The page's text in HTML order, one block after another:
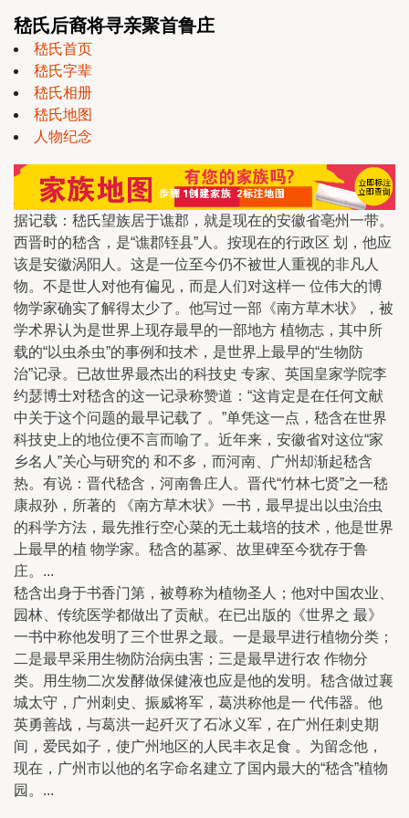
嵇氏后裔将寻亲聚首鲁庄
嵇氏首页
嵇氏字辈
嵇氏相册
嵇氏地图
人物纪念
据记载：嵇氏望族居于谯郡，就是现在的安徽省亳州一带。
西晋时的嵇含，是“谯郡铚县”人。按现在的行政区 划，他应
该是安徽涡阳人。这是一位至今仍不被世人重视的非凡人
物。不是世人对他有偏见，而是人们对这样一 位伟大的博
物学家确实了解得太少了。他写过一部《南方草木状》，被
学术界认为是世界上现存最早的一部地方 植物志，其中所
载的“以虫杀虫”的事例和技术，是世界上最早的“生物防
治”记录。已故世界最杰出的科技史 专家、英国皇家学院李
约瑟博士对嵇含的这一记录称赞道：“这肯定是在任何文献
中关于这个问题的最早记载了 。”单凭这一点，嵇含在世界
科技史上的地位便不言而喻了。近年来，安徽省对这位“家
乡名人”关心与研究的 和不多，而河南、广州却渐起嵇含
热。有说：晋代嵇含，河南鲁庄人。晋代“竹林七贤”之一嵇
康叔孙，所著的 《南方草木状》一书，最早提出以虫治虫
的科学方法，最先推行空心菜的无土栽培的技术，他是世界
上最早的植 物学家。嵇含的墓冢、故里碑至今犹存于鲁
庄。...
嵇含出身于书香门第，被尊称为植物圣人；他对中国农业、
园林、传统医学都做出了贡献。在已出版的《世界之 最》
一书中称他发明了三个世界之最。一是最早进行植物分类；
二是最早采用生物防治病虫害；三是最早进行农 作物分
类。用生物二次发酵做保健液也应是他的发明。嵇含做过襄
城太守，广州刺史、振威将军，葛洪称他是一 代伟器。他
英勇善战，与葛洪一起歼灭了石冰义军，在广州任刺史期
间，爱民如子，使广州地区的人民丰衣足食 。为留念他，
现在，广州市以他的名字命名建立了国内最大的“嵇含”植物
园。...